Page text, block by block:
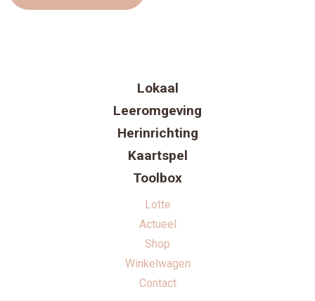
Lokaal
Leeromgeving
Herinrichting
Kaartspel
Toolbox
Lotte
Actueel
Shop
Winkelwagen
Contact